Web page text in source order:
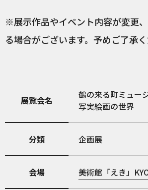
※展示作品やイベント内容が変更
る場合がございます。予めご了承く
展覧会名
鶴の来る町ミュー
写実絵画の世界
分類 企画展
会場 美術館「えき」